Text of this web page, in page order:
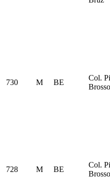
730 M BE
Col.
728 M BE
Col.